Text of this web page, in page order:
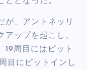
が、アントネッリ
アップを起こし、
19周目にはピット
目にピットインし